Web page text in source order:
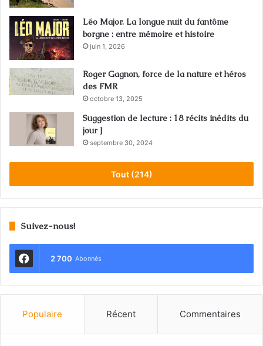
Léo Major. La longue nuit du fantôme
borgne : entre mémoire et histoire
juin 1, 2026
Roger Gagnon, force de la nature et héros
des FMR
octobre 13, 2025
Suggestion de lecture : 18 récits inédits du
jour J
septembre 30, 2024
Tout (214)
Suivez-nous!
2 700 Abonnés
Populaire Récent Commentaires